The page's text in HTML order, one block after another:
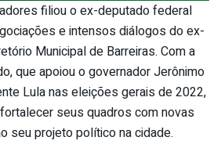
filiou o ex-deputado federal
e intensos diálogos do ex-
Municipal de Barreiras. Com a
que apoiou o governador Jerônimo
Lula nas eleições gerais de 2022,
seus quadros com novas
seu projeto político na cidade.